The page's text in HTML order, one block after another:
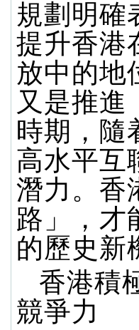
規劃明確
提升香港
放中的地
又是推進
時期，隨
高水平互
潛力。香
路」，才
的歷史新
香港積
競爭力